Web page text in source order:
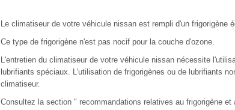
Le climatiseur de votre véhicule nissan est rempli d'un frigorigène
Ce type de frigorigène n'est pas nocif pour la couche d'ozone.
L'entretien du climatiseur de votre véhicule nissan nécessite
lubrifiants spéciaux. L'utilisation de frigorigènes ou de lubrifiants
climatiseur.
Consultez la section " recommandations relatives au frigorigène